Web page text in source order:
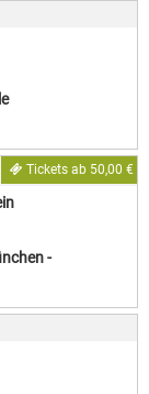
Tickets ab 50,00 €
-